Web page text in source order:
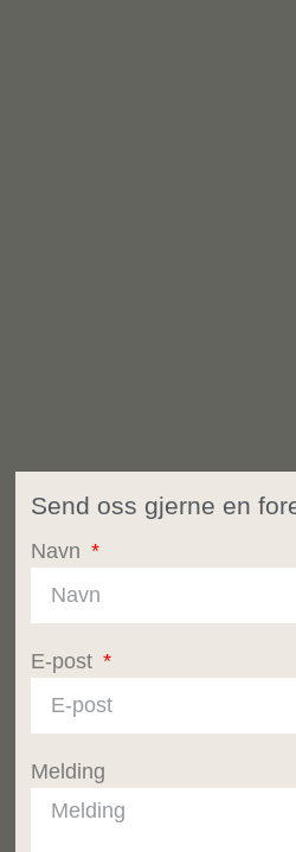
Send oss gjerne en
Navn
E-post
Melding